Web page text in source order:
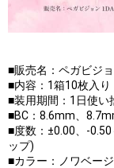
■販売名：ペガビジ
■内容：1箱10枚入り
■装用期間：1日使い
■BC：8.6mm、
■度数：±0.00、-
ップ)
■カラー：ノワベー